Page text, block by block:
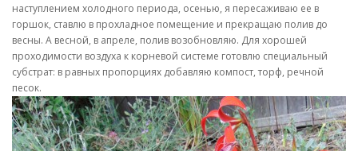
наступлением холодного периода, осенью, я пересаживаю ее в
горшок, ставлю в прохладное помещение и прекращаю полив до
весны. А весной, в апреле, полив возобновляю. Для хорошей
проходимости воздуха к корневой системе готовлю специальный
субстрат: в равных пропорциях добавляю компост, торф, речной
песок.